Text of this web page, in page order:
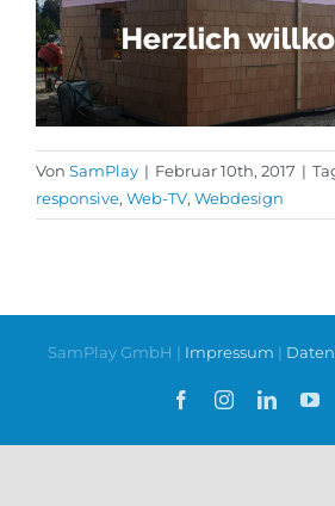
Von SamPlay | Februar 10th, 2017 |
responsive, Web-TV, Webdesign
SamPlay GmbH | Impressum |
FacebookInstagram